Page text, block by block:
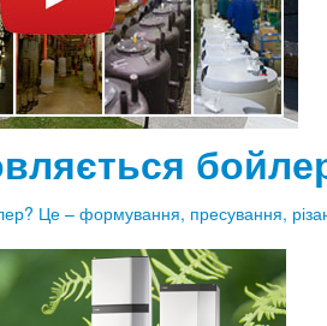
Це – формування, пресування,